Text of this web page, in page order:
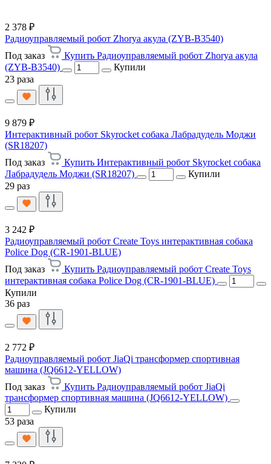
2 378 ₽
Радиоуправляемый робот Zhorya акула (ZYB-B3540)
Под заказ
Купить Радиоуправляемый робот Zhorya акула
(ZYB-B3540)
Купили
23 раза
9 879 ₽
Интерактивный робот Skyrocket собака Лабрадудель Моджи
(SR18207)
Под заказ
Купить Интерактивный робот Skyrocket собака
Лабрадудель Моджи (SR18207)
Купили
29 раз
3 242 ₽
Радиоуправляемый робот Create Toys интерактивная собака
Police Dog (CR-1901-BLUE)
Под заказ
Купить Радиоуправляемый робот Create Toys
интерактивная собака Police Dog (CR-1901-BLUE)
Купили
36 раз
2 772 ₽
Радиоуправляемый робот JiaQi трансформер спортивная
машина (JQ6612-YELLOW)
Под заказ
Купить Радиоуправляемый робот JiaQi
трансформер спортивная машина (JQ6612-YELLOW)
Купили
53 раза